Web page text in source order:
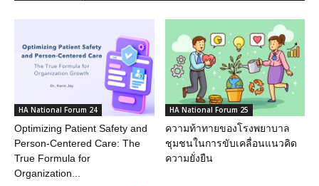
HA National Forum 24
Optimizing Patient Safety and
Person-Centered Care: The
True Formula for
Organization...
HA National Forum 25
ความท้าทายของโรงพยาบาล
ชุมชนในการขับเคลื่อนแนวคิด
ความยั่งยืน